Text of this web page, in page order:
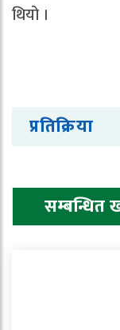
थियो ।
प्रतिक्रिया
सम्बन्धित